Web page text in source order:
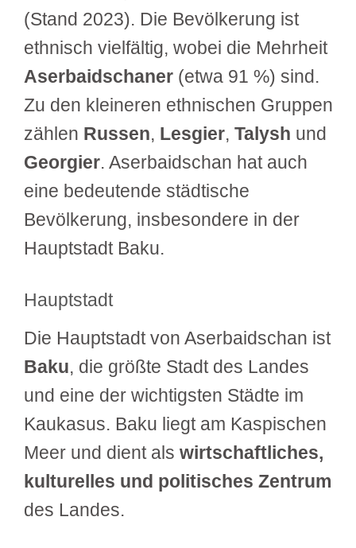
(Stand 2023). Die Bevölkerung ist
ethnisch vielfältig, wobei die Mehrheit
Aserbaidschaner (etwa 91 %) sind.
Zu den kleineren ethnischen Gruppen
zählen Russen, Lesgier, Talysh und
Georgier. Aserbaidschan hat auch
eine bedeutende städtische
Bevölkerung, insbesondere in der
Hauptstadt Baku.
Hauptstadt
Die Hauptstadt von Aserbaidschan ist
Baku, die größte Stadt des Landes
und eine der wichtigsten Städte im
Kaukasus. Baku liegt am Kaspischen
Meer und dient als wirtschaftliches,
kulturelles und politisches Zentrum
des Landes.